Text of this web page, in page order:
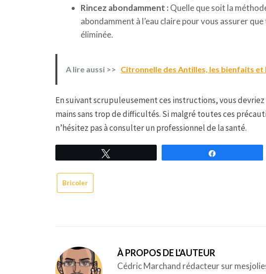
Rincez abondamment : Quelle que soit la
abondamment à l’eau claire pour vous assurer
éliminée.
A lire aussi >> Citronnelle des Antilles, les bienfaits et
En suivant scrupuleusement ces instructions, vous
mains sans trop de difficultés. Si malgré toutes ces
n’hésitez pas à consulter un professionnel de la santé.
Bricoler
À PROPOS DE L'AUTEUR
Cédric Marchand rédacteur sur